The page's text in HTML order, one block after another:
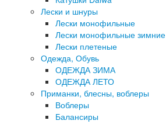
Лески и шнуры
Лески монофильные
Лески монофильные зимние
Лески плетеные
Одежда, Обувь
ОДЕЖДА ЗИМА
ОДЕЖДА ЛЕТО
Приманки, блесны, воблеры
Воблеры
Балансиры